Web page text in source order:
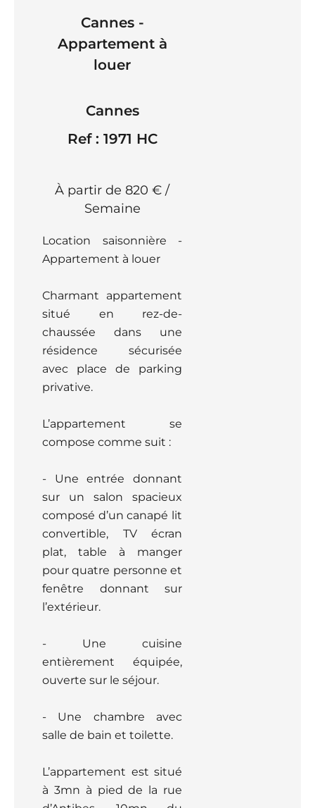
Cannes -
Appartement à
louer
Cannes
Ref : 1971 HC
À partir de 820 € /
Semaine
Location saisonnière -
Appartement à louer
Charmant appartement
situé en rez-de-
chaussée dans une
résidence sécurisée
avec place de parking
privative.
L’appartement se
compose comme suit :
- Une entrée donnant
sur un salon spacieux
composé d’un canapé lit
convertible, TV écran
plat, table à manger
pour quatre personne et
fenêtre donnant sur
l’extérieur.
- Une cuisine
entièrement équipée,
ouverte sur le séjour.
- Une chambre avec
salle de bain et toilette.
L’appartement est situé
à 3mn à pied de la rue